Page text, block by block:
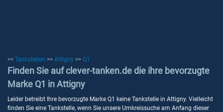
>> Tankstellen >> Attigny >> Q1
Finden Sie auf clever-tanken.de die ihre bevorzugte
Marke Q1 in Attigny
Leider betreibt Ihre bevorzugte Marke Q1 keine Tankstelle in Attigny. Vielleicht
finden Sie eine Tankstelle, wenn Sie unsere Umkreissuche am Anfang dieser